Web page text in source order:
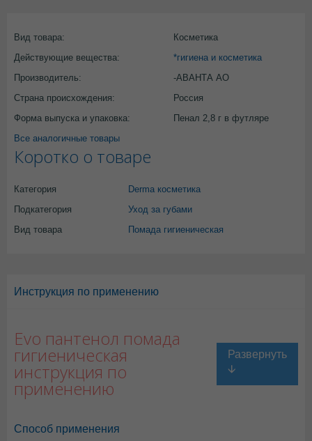
Вид товара:
Косметика
Действующие вещества:
*гигиена и косметика
Производитель:
-АВАНТА АО
Страна происхождения:
Россия
Форма выпуска и упаковка:
Пенал 2,8 г в футляре
Все аналогичные товары
Коротко о товаре
Категория
Derma косметика
Подкатегория
Уход за губами
Вид товара
Помада гигиеническая
Инструкция по применению
Evo пантенол помада
гигиеническая
инструкция по
применению
Способ применения